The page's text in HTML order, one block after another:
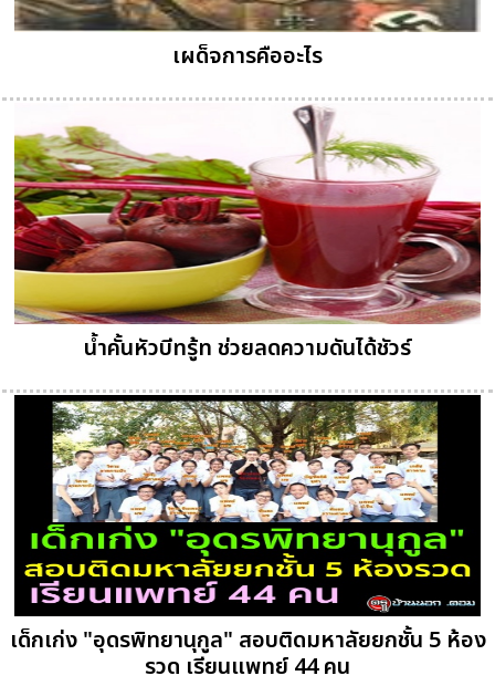
เผด็จการคืออะไร
น้ำคั้นหัวบีทรู้ท ช่วยลดความดันได้ชัวร์
เด็กเก่ง "อุดรพิทยานุกูล" สอบติดมหาลัยยกชั้น 5 ห้อง
รวด เรียนแพทย์ 44 คน